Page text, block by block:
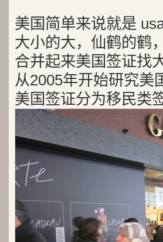
美国简单来说就是
大小的大，仙鹤的鹤
合并起来美国签证找
从2005年开始研究美
美国签证分为移民类